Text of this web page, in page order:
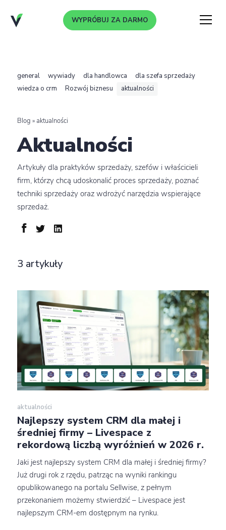
WYPRÓBUJ ZA DARMO Menu
general wywiady dla handlowca
dla szefa sprzedaży
wiedza o crm
Rozwój biznesu aktualności
Blog » aktualności
aktualności
Artykuły dla praktyków sprzedaży, szefów i właścicieli
firm, którzy chcą udoskonalić proces sprzedaży, poznać
techniki sprzedaży oraz wdrożyć narzędzia wspierające
sprzedaż.
3 artykuły
aktualności
Najlepszy system CRM dla małej i
średniej firmy – Livespace z
rekordową liczbą wyróżnień w 2026 r.
Jaki jest najlepszy system CRM dla małej i średniej firmy?
Już drugi rok z rzędu, patrząc na wyniki rankingu
opublikowanego na portalu Sellwise, z pełnym
przekonaniem możemy stwierdzić – Livespace jest
najlepszym CRM-em dostępnym na rynku.